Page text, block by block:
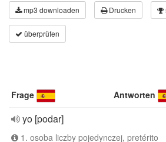
mp3 downloaden Drucken
überprüfen
Frage Antworten
yo [podar]
1. osoba liczby pojedynczej, pretérito